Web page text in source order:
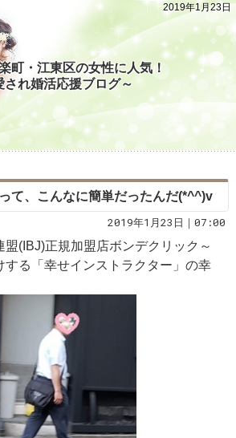
2019年1月23日
町・江東区の女性に人気！
され婚活応援ブログ～
て、こんなに簡単だったんだ(*^^)v
2019年1月23日｜07:00
盟(IBJ)正規加盟店ボンデクリック～
する「幸せインストラクター」の幸